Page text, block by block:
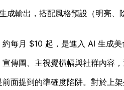
成輸出，搭配風格預設（明亮
每月 $10 起，是進入 AI 生成美
傳圖、主視覺橫幅與社群內容
前面提到的準確度陷阱。對於上